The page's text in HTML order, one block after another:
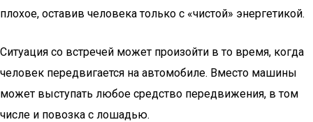
плохое, оставив человека только с «чистой» энергетикой.
Ситуация со встречей может произойти в то время, когда
человек передвигается на автомобиле. Вместо машины
может выступать любое средство передвижения, в том
числе и повозка с лошадью.